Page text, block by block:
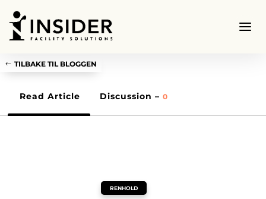
TILBAKE TIL BLOGGEN
Read Article Discussion – 0
RENHOLD